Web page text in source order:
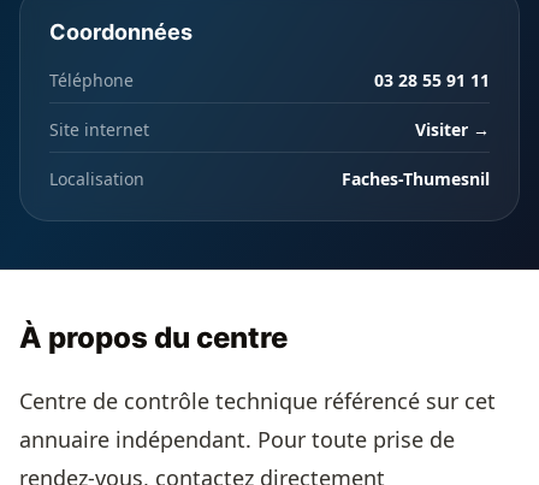
Coordonnées
Téléphone 03 28 55 91 11
Site internet Visiter →
Localisation Faches-Thumesnil
À propos du centre
Centre de contrôle technique référencé sur cet
annuaire indépendant. Pour toute prise de
rendez-vous, contactez directement